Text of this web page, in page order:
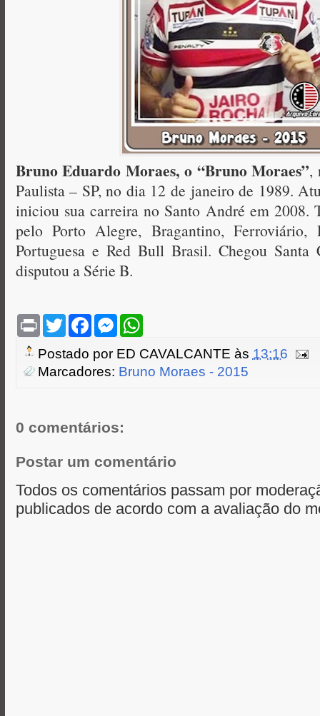
Bruno Eduardo Moraes, o “Bruno Moraes”,
Paulista – SP, no dia 12 de janeiro de 1989.
iniciou sua carreira no Santo André em 2008.
pelo Porto Alegre, Bragantino, Ferroviário,
Portuguesa e Red Bull Brasil. Chegou Santa
disputou a Série B.
P
n
t
T
w
t
e
F
e
b
o
M
s
e
n
W
t
A
Postado por ED CAVALCANTE às 13:16
Marcadores: Bruno Moraes - 2015
0 comentários:
Postar um comentário
Todos os comentários passam por
publicados de acordo com a avaliação do